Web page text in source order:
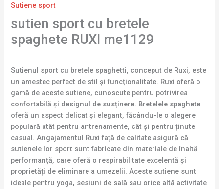
Sutiene sport
sutien sport cu bretele
spaghete RUXI me1129
Sutienul sport cu bretele spaghetti, conceput de Ruxi, este
un amestec perfect de stil și funcționalitate. Ruxi oferă o
gamă de aceste sutiene, cunoscute pentru potrivirea
confortabilă și designul de susținere. Bretelele spaghete
oferă un aspect delicat și elegant, făcându-le o alegere
populară atât pentru antrenamente, cât și pentru ținute
casual. Angajamentul Ruxi față de calitate asigură că
sutienele lor sport sunt fabricate din materiale de înaltă
performanță, care oferă o respirabilitate excelentă și
proprietăți de eliminare a umezelii. Aceste sutiene sunt
ideale pentru yoga, sesiuni de sală sau orice altă activitate